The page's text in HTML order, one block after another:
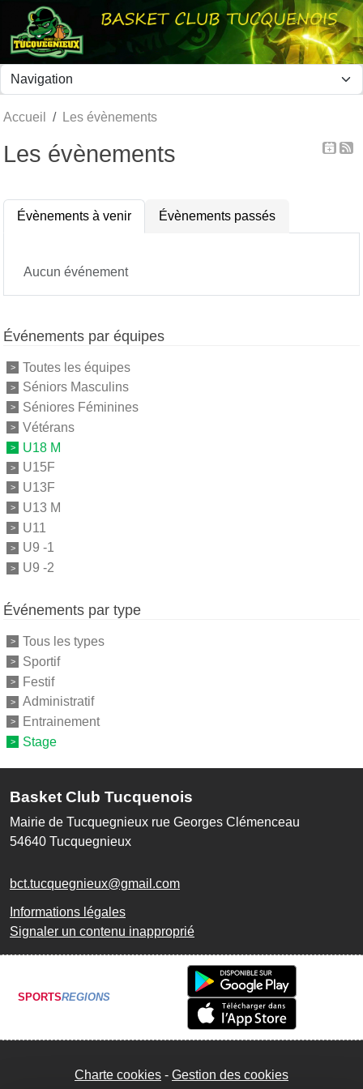
Accueil Les évènements
Les évènements
Évènements à venir Évènements passés
Aucun événement
Événements par équipes
Toutes les équipes
Séniors Masculins
Séniores Féminines
Vétérans
U18 M
U15F
U13F
U13 M
U11
U9 -1
U9 -2
Événements par type
Tous les types
Sportif
Festif
Administratif
Entrainement
Stage
Basket Club Tucquenois
Mairie de Tucquegnieux rue Georges Clémenceau
54640 Tucquegnieux
bct.tucquegnieux@gmail.com
Informations légales
Signaler un contenu inapproprié
SPORTSREGIONS
Charte cookies Gestion des cookies
Panneau de gestion des cookies